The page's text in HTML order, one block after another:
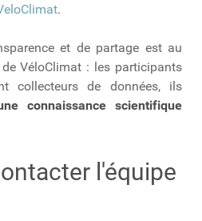
.
et de partage est au
VéloClimat : les participants
collecteurs de données, ils
connaissance scientifique
l'équipe